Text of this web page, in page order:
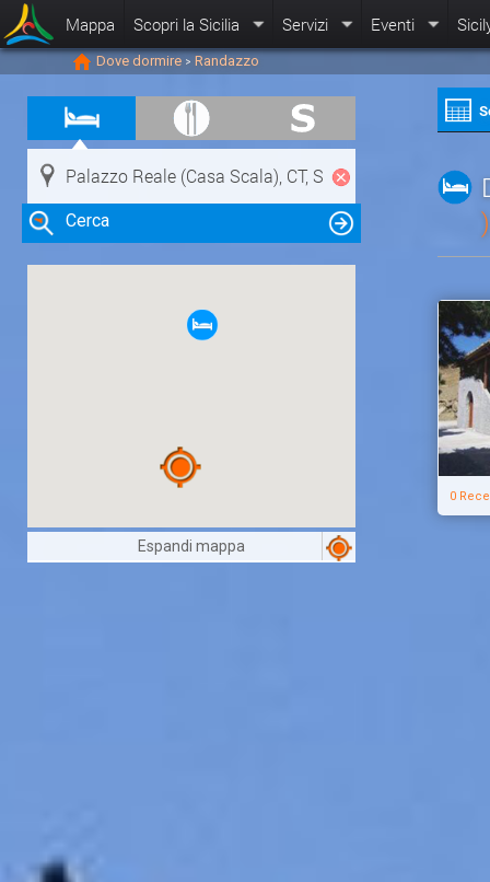
Mappa Scopri la Sicilia Servizi Eventi
Dove dormire > Randazzo
Cerca
Espandi mappa
)
0